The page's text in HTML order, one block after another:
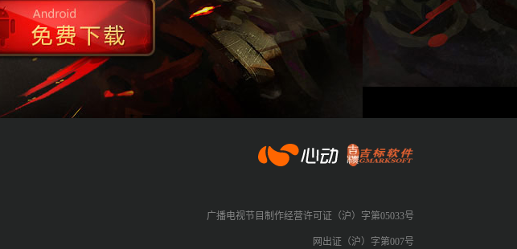
广播电视节目制作经营许可证（沪）字第05033号
网出证（沪）字第007号
心动网络